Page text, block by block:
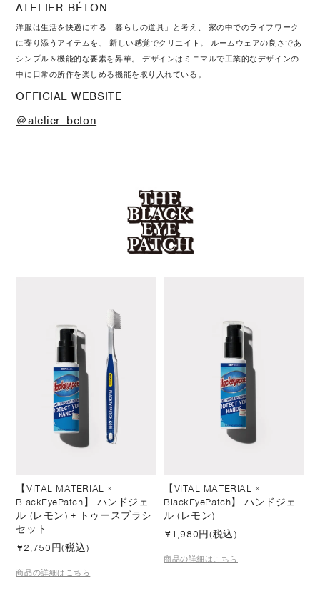
ATELIER BÉTON
洋服は生活を快適にする「暮らしの道具」と考え、 家の中でのライフワーク
に寄り添うアイテムを、 新しい感覚でクリエイト。 ルームウェアの良さであ
シンプル＆機能的な要素を昇華。 デザインはミニマルで工業的なデザインの
中に日常の所作を楽しめる機能を取り入れている。
OFFICIAL WEBSITE
＠atelier_beton
【VITAL MATERIAL ×
BlackEyePatch】 ハンドジェ
ル (レモン) + トゥースブラシ
セット
¥2,750円(税込)
商品の詳細はこちら
【VITAL MATERIAL ×
BlackEyePatch】 ハンドジェ
ル (レモン)
¥1,980円(税込)
商品の詳細はこちら